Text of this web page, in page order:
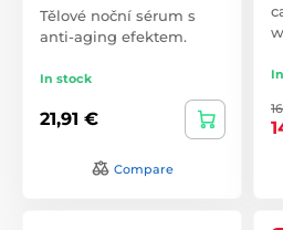
Tělové noční sérum s
anti-aging efektem.
In stock
21,91 €
Compare